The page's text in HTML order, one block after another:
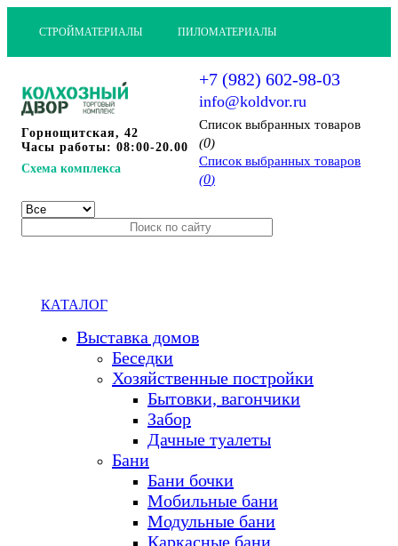
СТРОЙМАТЕРИАЛЫ ПИЛОМАТЕРИАЛЫ
Горнощитская, 42
Часы работы: 08:00-20.00
Схема комплекса
+7 (982) 602-98-03
info@koldvor.ru
Cписок выбранных товаров
(0)
Cписок выбранных товаров
(0)
КАТАЛОГ
Выставка домов
Беседки
Хозяйственные постройки
Бытовки, вагончики
Забор
Дачные туалеты
Бани
Бани бочки
Мобильные бани
Модульные бани
Каркасные бани